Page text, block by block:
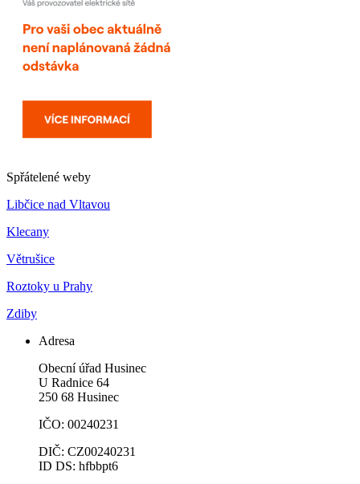
Spřátelené weby
Libčice nad Vltavou
Klecany
Větrušice
Roztoky u Prahy
Zdiby
Adresa
Obecní úřad Husinec
U Radnice 64
250 68 Husinec
IČO: 00240231
DIČ: CZ00240231
ID DS: hfbbpt6